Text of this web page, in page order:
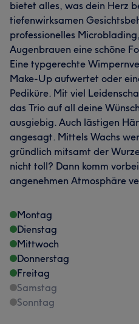
bietet alles, was dein Herz
tiefenwirksamen
professionelles
Augenbrauen eine schöne
Eine typgerechte
Make-Up aufwertet oder
Pediküre. Mit viel
das Trio auf all deine
ausgiebig. Auch lästigen
angesagt. Mittels Wachs
gründlich mitsamt der
nicht toll? Dann komm
angenehmen Atmosphäre
Montag
Dienstag
Mittwoch
Donnerstag
Freitag
Samstag
Sonntag